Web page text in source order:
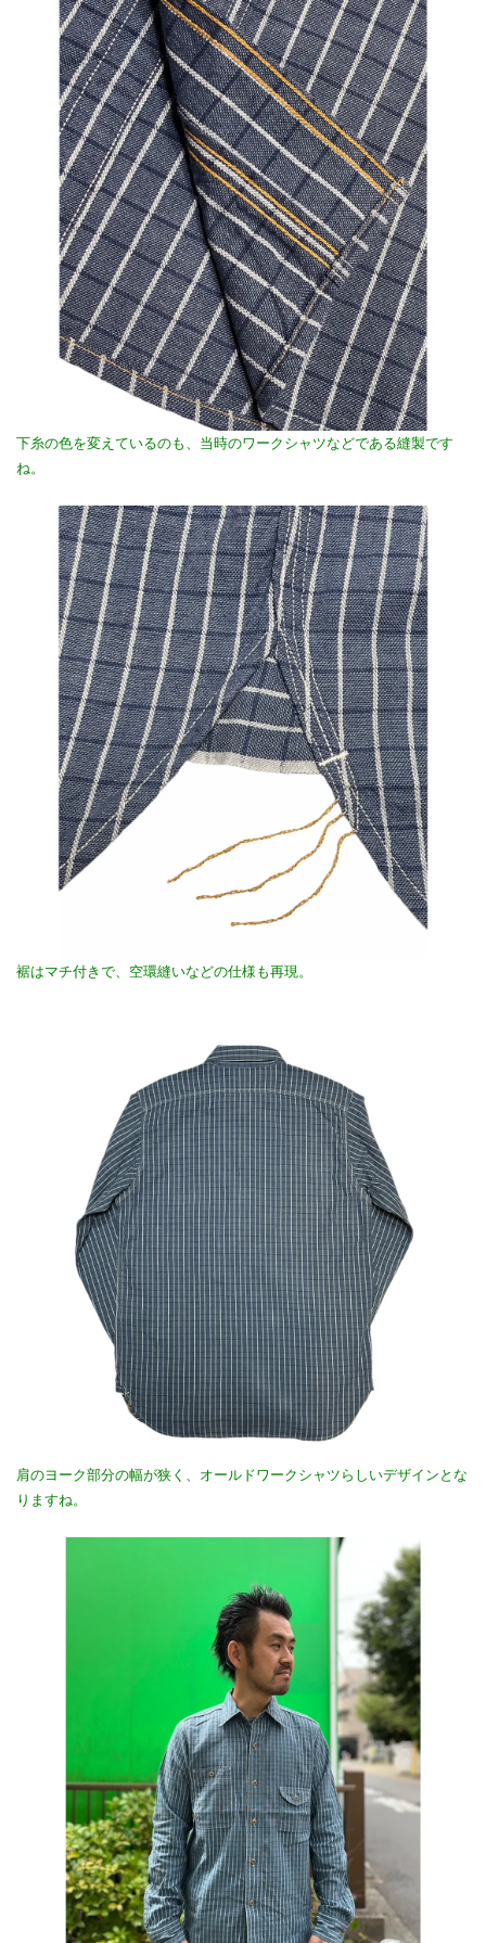
下糸の色を変えているのも、当時のワークシャツなどである縫製です
ね。
裾はマチ付きで、空環縫いなどの仕様も再現。
肩のヨーク部分の幅が狭く、オールドワークシャツらしいデザインとな
りますね。